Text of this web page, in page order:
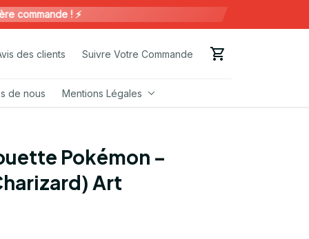
! ⚡️
des clients Suivre Votre Commande
de nous Mentions Légales
Pokémon –
Art